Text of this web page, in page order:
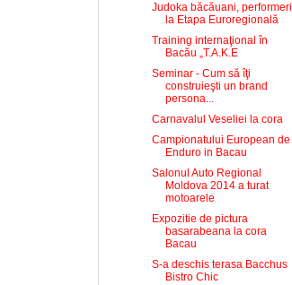
Judoka băcăuani, performeri
la Etapa Euroregională
Training internaţional în
Bacău „T.A.K.E
Seminar - Cum să îţi
construieşti un brand
persona...
Carnavalul Veseliei la cora
Campionatului European de
Enduro in Bacau
Salonul Auto Regional
Moldova 2014 a turat
motoarele
Expozitie de pictura
basarabeana la cora
Bacau
S-a deschis terasa Bacchus
Bistro Chic